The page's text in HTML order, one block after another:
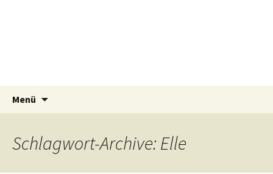
Menü
Schlagwort-Archive: Elle